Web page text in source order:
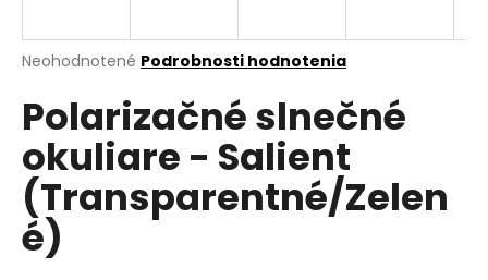
Priemerné
produktu
je
z
5
hviezdičiek.
Neohodnotené Podrobnosti hodnotenia
Polarizačné slnečné
okuliare - Salient
(Transparentné/Zelen
é)
j
ť
?